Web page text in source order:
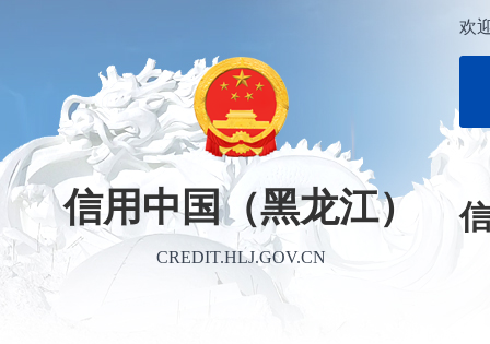
信用中国（黑龙江）
CREDIT.HLJ.GOV.CN
欢